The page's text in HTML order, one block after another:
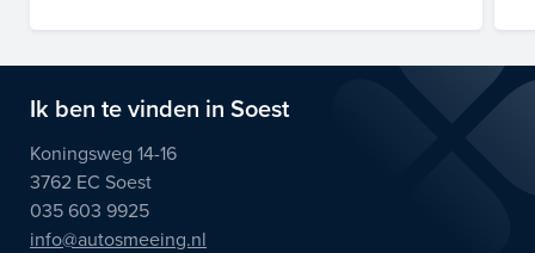
Ik ben te vinden in Soest
Koningsweg 14-16
3762 EC Soest
035 603 9925
info@autosmeeing.nl